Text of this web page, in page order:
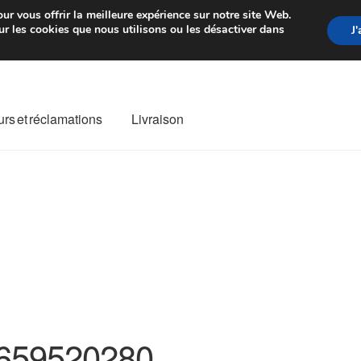
de 7 EUR Du lundi au
et réclamations Livraison
vous offrir la meilleure expérience sur notre site Web.
les cookies que nous utilisons ou les désactiver dans